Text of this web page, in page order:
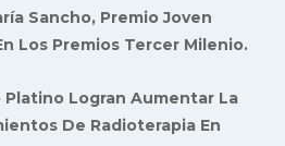
Sancho, Premio Joven
Los Premios Tercer Milenio.
Logran Aumentar La
De Radioterapia En